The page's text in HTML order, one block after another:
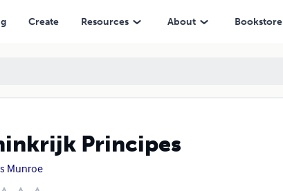
Create Resources About Bookstore
Principes
Munroe